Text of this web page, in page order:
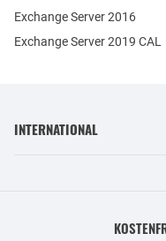
Exchange Server 2016
Exchange Server 2019 CAL
INTERNATIONAL